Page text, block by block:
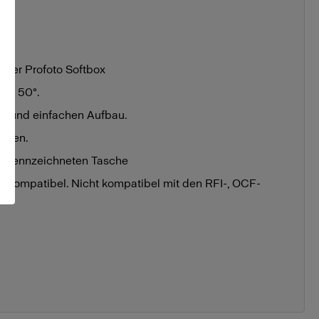
Profoto Softbox
50°.
und einfachen Aufbau.
Tasche
kompatibel. Nicht kompatibel mit den RFI-, OCF-